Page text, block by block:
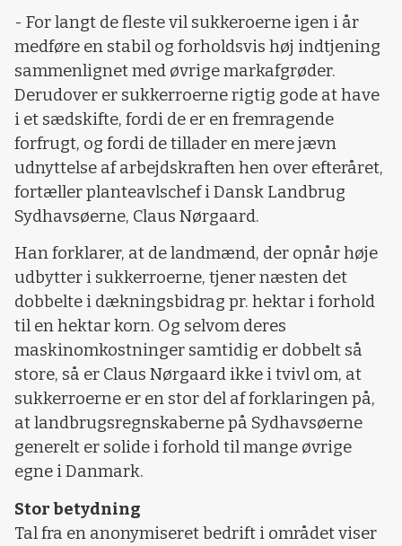
- For langt de fleste vil sukkeroerne igen i år
medføre en stabil og forholdsvis høj indtjening
sammenlignet med øvrige markafgrøder.
Derudover er sukkerroerne rigtig gode at have
i et sædskifte, fordi de er en fremragende
forfrugt, og fordi de tillader en mere jævn
udnyttelse af arbejdskraften hen over efteråret,
fortæller planteavlschef i Dansk Landbrug
Sydhavsøerne, Claus Nørgaard.
Han forklarer, at de landmænd, der opnår høje
udbytter i sukkerroerne, tjener næsten det
dobbelte i dækningsbidrag pr. hektar i forhold
til en hektar korn. Og selvom deres
maskinomkostninger samtidig er dobbelt så
store, så er Claus Nørgaard ikke i tvivl om, at
sukkerroerne er en stor del af forklaringen på,
at landbrugsregnskaberne på Sydhavsøerne
generelt er solide i forhold til mange øvrige
egne i Danmark.
Stor betydning
Tal fra en anonymiseret bedrift i området viser